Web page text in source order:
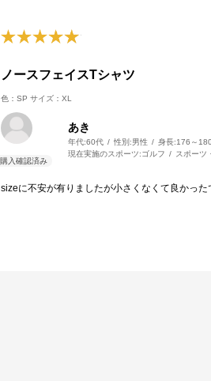
ノースフェイスTシャツ
色：SP サイズ：XL
あき
年代:60代 性別:男性 身長:176～
現在実施のスポーツ:ゴルフ スポーツ
sizeに不安が有りましたが小さくなくて良かった